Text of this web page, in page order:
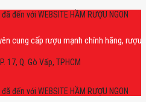
đến với WEBSITE HẦM RƯỢU NGON
cung cấp rượu mạnh chính hãng, rượu
17, Q. Gò Vấp, TPHCM
đến với WEBSITE HẦM RƯỢU NGON